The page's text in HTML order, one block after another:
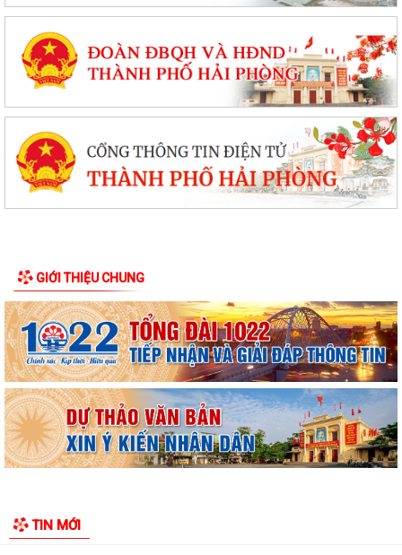
GIỚI THIỆU CHUNG
TIN MỚI
Nghị quyết đặt tên đường, phố và công trình công cộng trên địa bàn
thành phố Hải Phòng
Nghị quyết quy định nội dung và mức chi thực hiện Đề án “Xây dựng xã
hội học tập giai đoạn...
Nghị quyết quy định tiêu chí đối với người nước ngoài là chuyên gia,
nhà khoa học, người có tài...
Nghị quyết quy định chính sách hỗ trợ đối với người hoạt động không
chuyên trách ở thôn, tổ dân...
hoạt động của Hội đồng nhân dân...